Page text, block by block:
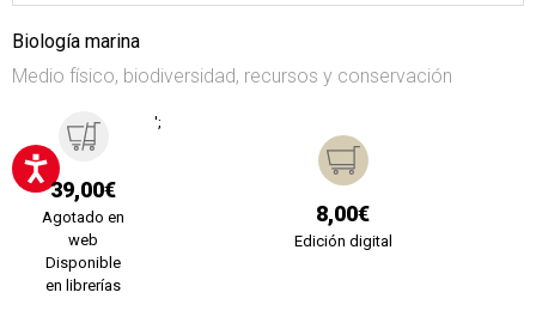
Biología marina
Medio físico, biodiversidad, recursos y conservación
39,00€
Agotado en
web
Disponible
en librerías
';
8,00€
Edición digital